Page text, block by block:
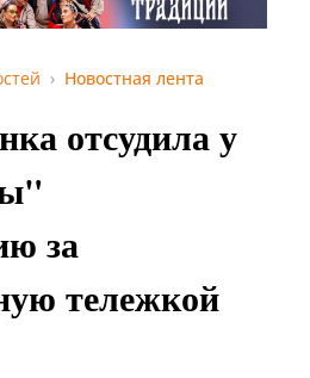
Новостная лента
отсудила у
за
тележкой